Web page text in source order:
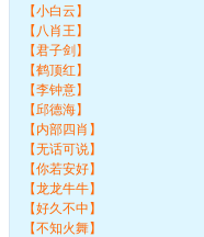
【小白云】
【八肖王】
【君子剑】
【鹤顶红】
【李钟意】
【邱德海】
【内部四肖】
【无话可说】
【你若安好】
【龙龙牛牛】
【好久不中】
【不知火舞】